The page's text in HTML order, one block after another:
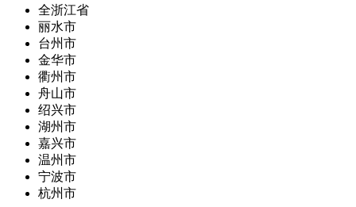
全浙江省
丽水市
台州市
金华市
衢州市
舟山市
绍兴市
湖州市
嘉兴市
温州市
宁波市
杭州市